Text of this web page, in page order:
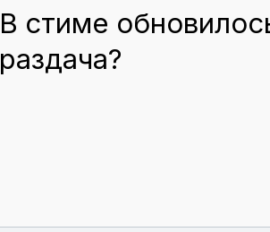
В стиме
раздача?